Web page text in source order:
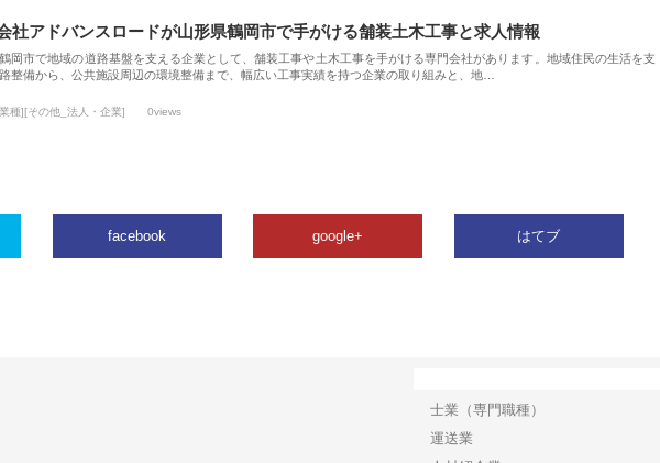
社アドバンスロードが山形県鶴岡市で手がける舗装土木工事と求人情報
岡市で地域の道路基盤を支える企業として、舗装工事や土木工事を手がける専門会社があります。地域住民の生活を支
整備から、公共施設周辺の環境整備まで、幅広い工事実績を持つ企業の取り組みと、地…
種][その他_法人・企業] 0views
facebook google+ はてブ
士業（専門職種）
運送業